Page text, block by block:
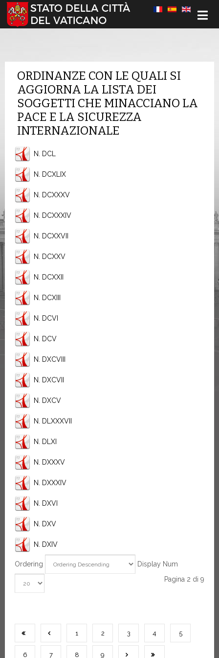
Seleziona la tua lingua
ORDINANZE CON LE QUALI SI
AGGIORNA LA LISTA DEI
SOGGETTI CHE MINACCIANO LA
PACE E LA SICUREZZA
INTERNAZIONALE
N. DCL
N. DCXLIX
N. DCXXXV
N. DCXXXIV
N. DCXXVII
N. DCXXV
N. DCXXII
N. DCXIII
N. DCVI
N. DCV
N. DXCVIII
N. DXCVII
N. DXCV
N. DLXXXVII
N. DLXI
N. DXXXV
N. DXXXIV
N. DXVI
N. DXV
N. DXIV
Ordering
Display Num
Pagina 2 di 9
1 2 3 4 5
6 7 8 9